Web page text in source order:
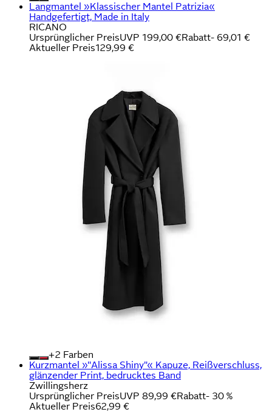
Langmantel »Klassischer Mantel Patrizia«
Handgefertigt, Made in Italy
RICANO
Ursprünglicher PreisUVP 199,00 €Rabatt- 69,01 €
Aktueller Preis129,99 €
+
Farben
Kurzmantel »"Alissa Shiny"« Kapuze, Reißverschluss,
glänzender Print, bedrucktes Band
Zwillingsherz
Ursprünglicher PreisUVP 89,99 €Rabatt- 30 %
Aktueller Preis62,99 €